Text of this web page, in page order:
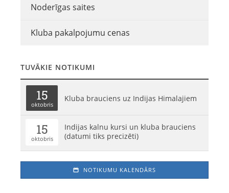
Noderīgas saites
Kluba pakalpojumu cenas
TUVĀKIE NOTIKUMI
15
oktobris
Kluba brauciens uz Indijas Himalajiem
15
oktobris
Indijas kalnu kursi un kluba brauciens
(datumi tiks precizēti)
NOTIKUMU KALENDĀRS